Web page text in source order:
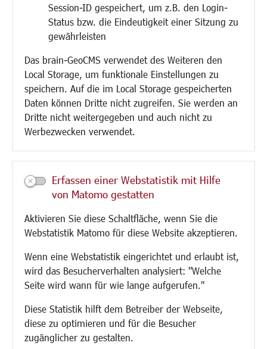
Session-ID gespeichert, um z.B. den Login-
Status bzw. die Eindeutigkeit einer Sitzung zu
gewährleisten
Das brain-GeoCMS verwendet des Weiteren den
Local Storage, um funktionale Einstellungen zu
speichern. Auf die im Local Storage gespeicherten
Daten können Dritte nicht zugreifen. Sie werden an
Dritte nicht weitergegeben und auch nicht zu
Werbezwecken verwendet.
Erfassen einer Webstatistik mit Hilfe
von Matomo gestatten
Aktivieren Sie diese Schaltfläche, wenn Sie die
Webstatistik Matomo für diese Website akzeptieren.
Wenn eine Webstatistik eingerichtet und erlaubt ist,
wird das Besucherverhalten analysiert: "Welche
Seite wird wann für wie lange aufgerufen."
Diese Statistik hilft dem Betreiber der Webseite,
diese zu optimieren und für die Besucher
zugänglicher zu gestalten.
Bauen/Umwelt/Mobilität
Bebauungsplanung
Verkehr/Mobilität
Glasfaserausbau
Aktuelle Baustellen
Paddelteich
CINDY S
Kultur/Freizeit/Tourismus
Veranstaltungen
Neue Stadthalle Langen
Bäder
Musikschule
Stadtbücherei
Stadtarchiv
Museen
Hotels/Unterkünfte
Gastronomie
Kunstszene